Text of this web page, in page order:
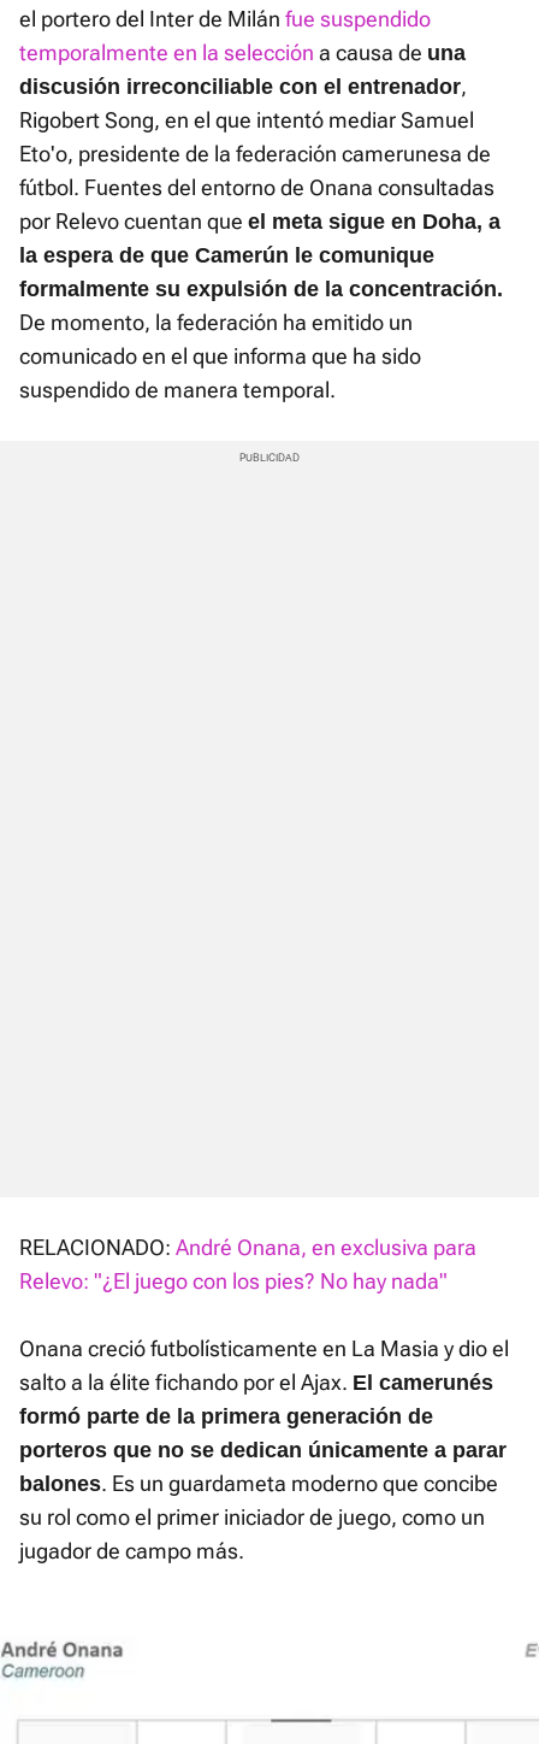
el portero del Inter de Milán fue suspendido
temporalmente en la selección a causa de una
discusión irreconciliable con el entrenador,
Rigobert Song, en el que intentó mediar Samuel
Eto'o, presidente de la federación camerunesa de
fútbol. Fuentes del entorno de Onana consultadas
por Relevo cuentan que el meta sigue en Doha, a
la espera de que Camerún le comunique
formalmente su expulsión de la concentración.
De momento, la federación ha emitido un
comunicado en el que informa que ha sido
suspendido de manera temporal.
RELACIONADO: André Onana, en exclusiva para
Relevo: "¿El juego con los pies? No hay nada"
Onana creció futbolísticamente en La Masia y dio el
salto a la élite fichando por el Ajax. El camerunés
formó parte de la primera generación de
porteros que no se dedican únicamente a parar
balones. Es un guardameta moderno que concibe
su rol como el primer iniciador de juego, como un
jugador de campo más.